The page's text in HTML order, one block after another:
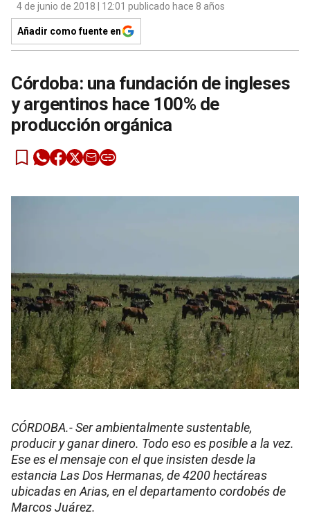
4 de junio de 2018 | 12:01 publicado hace 8 años
Añadir como fuente en
Córdoba: una fundación de ingleses
y argentinos hace 100% de
producción orgánica
CÓRDOBA.- Ser ambientalmente sustentable,
producir y ganar dinero. Todo eso es posible a la vez.
Ese es el mensaje con el que insisten desde la
estancia Las Dos Hermanas, de 4200 hectáreas
ubicadas en Arias, en el departamento cordobés de
Marcos Juárez.